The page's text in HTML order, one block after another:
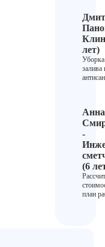
лет)
залива
Анна
-
(6
план